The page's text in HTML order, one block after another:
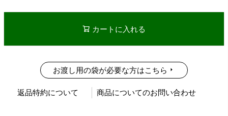
カートに入れる
お渡し用の袋が必要な方はこちら
返品特約について 商品についてのお問い合わせ